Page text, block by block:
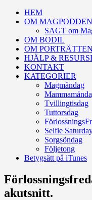
HEM
OM MAGPODDEN
SAGT om
OM BODIL
OM PORTRÄTTEN
HJÄLP &
KONTAKT
KATEGORIER
Magmåndag
Tvillingtisdag
Tuttorsdag
Selfie
Sorgsöndag
Följetong
Betygsätt på iTunes
akutsnitt.